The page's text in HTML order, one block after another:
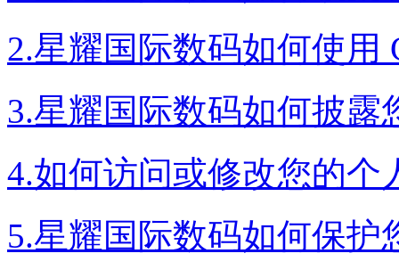
2.星耀国际数码如何使用
3.星耀国际数码如何披露
4.如何访问或修改您的个
5.星耀国际数码如何保护